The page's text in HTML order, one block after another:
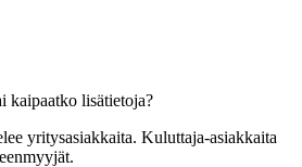
kaipaatko lisätietoja?
yritysasiakkaita. Kuluttaja-asiakkaita